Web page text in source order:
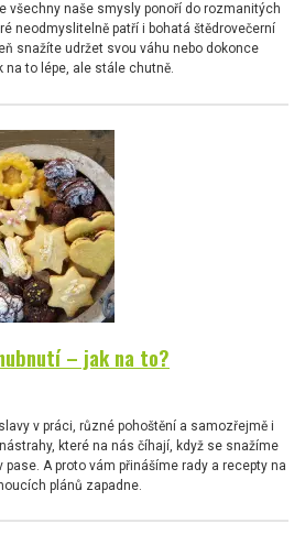
všechny naše smysly ponoří do rozmanitých
neodmyslitelně patří i bohatá štědrovečerní
snažíte udržet svou váhu nebo dokonce
na to lépe, ale stále chutně.
– jak na to?
v práci, různé pohoštění a samozřejmě i
které na nás číhají, když se snažíme
A proto vám přinášíme rady a recepty na
plánů zapadne.